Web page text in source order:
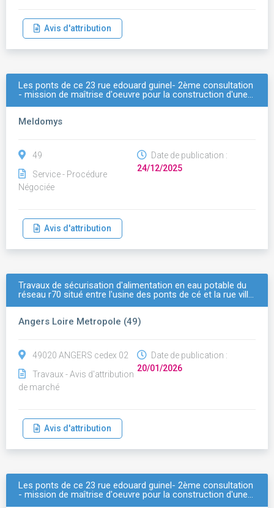
Avis d'attribution
Les ponts de ce 23 rue edouard guinel- 2ème consultation
- mission de maîtrise d'oeuvre pour la construction d'une…
Meldomys
49
Service - Procédure
Négociée
Date de publication :
24/12/2025
Avis d'attribution
Travaux de sécurisation d'alimentation en eau potable du
réseau r70 situé entre l'usine des ponts de cé et la rue vill…
Angers Loire Metropole (49)
49020 ANGERS cedex 02
Travaux - Avis d'attribution
de marché
Date de publication :
20/01/2026
Avis d'attribution
Les ponts de ce 23 rue edouard guinel- 2ème consultation
- mission de maîtrise d'oeuvre pour la construction d'une…